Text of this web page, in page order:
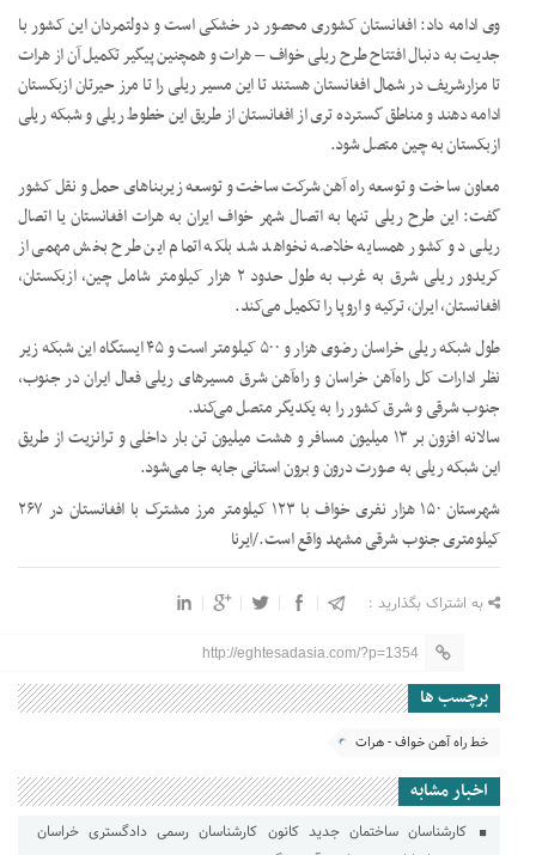
وی ادامه داد: افغانستان کشوری محصور در خشکی است و دولتمردان این کشور با
جدیت به دنبال افتتاح طرح ریلی خواف – هرات و همچنین پیگیر تکمیل آن از هرات
تا مزارشریف در شمال افغانستان هستند تا این مسیر ریلی را تا مرز حیرتان ازبکستان
ادامه دهند و مناطق گسترده تری از افغانستان از طریق این خطوط ریلی و شبکه ریلی
ازبکستان به چین متصل شود.
معاون ساخت و توسعه راه آهن شرکت ساخت و توسعه زیربناهای حمل و نقل کشور
گفت: این طرح ریلی تنها به اتصال شهر خواف ایران به هرات افغانستان یا اتصال
ریلی دو کشور همسایه خلاصه نخواهد شد بلکه اتمام این طرح بخش مهمی از
کریدور ریلی شرق به غرب به طول حدود ۲ هزار کیلومتر شامل چین، ازبکستان،
افغانستان، ایران، ترکیه و اروپا را تکمیل می‌کند.
طول شبکه ریلی خراسان رضوی هزار و ۵۰۰ کیلومتر است و ۴۵ ایستگاه این شبکه زیر
نظر ادارات کل راه‌آهن خراسان و راه‌آهن شرق مسیرهای ریلی فعال ایران در جنوب،
جنوب شرقی و شرق کشور را به یکدیگر متصل می‌کند.
سالانه افزون بر ۱۳ میلیون مسافر و هشت میلیون تن بار داخلی و ترانزیت از طریق
این شبکه ریلی به صورت درون و برون استانی جابه جا می‌شود.
شهرستان ۱۵۰ هزار نفری خواف با ۱۲۳ کیلومتر مرز مشترک با افغانستان در ۲۶۷
کیلومتری جنوب شرقی مشهد واقع است./ایرنا
به اشتراک بگذارید :
http://eghtesadasia.com/?p=1354
برچسب ها
خط راه آهن خواف - هرات
اخبار مشابه
کارشناسان ساختمان جدید کانون کارشناسان رسمی دادگستری خراسان